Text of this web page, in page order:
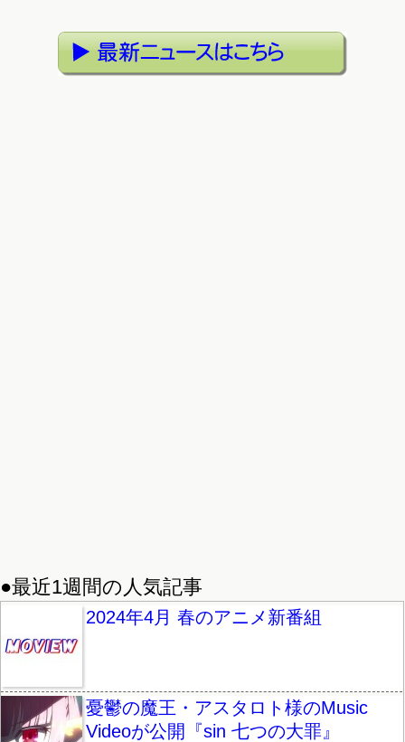
●最近1週間の人気記事
2024年4月 春のアニメ新番組
憂鬱の魔王・アスタロト様のMusic
Videoが公開『sin 七つの大罪』